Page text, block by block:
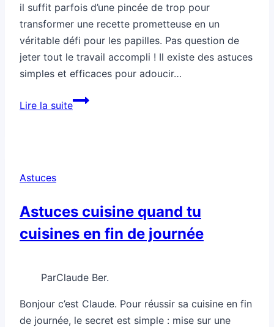
il suffit parfois d’une pincée de trop pour
transformer une recette prometteuse en un
véritable défi pour les papilles. Pas question de
jeter tout le travail accompli ! Il existe des astuces
simples et efficaces pour adoucir…
Lire la suiteComment
rater
le
Astuces
Astuces cuisine quand tu
cuisines en fin de journée
ParClaude Ber.
Bonjour c’est Claude. Pour réussir sa cuisine en fin
de journée, le secret est simple : mise sur une